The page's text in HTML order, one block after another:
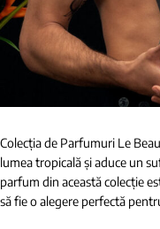
Colecția de Parfumuri Le
lumea tropicală și aduce un
parfum din această colecție
să fie o alegere perfectă